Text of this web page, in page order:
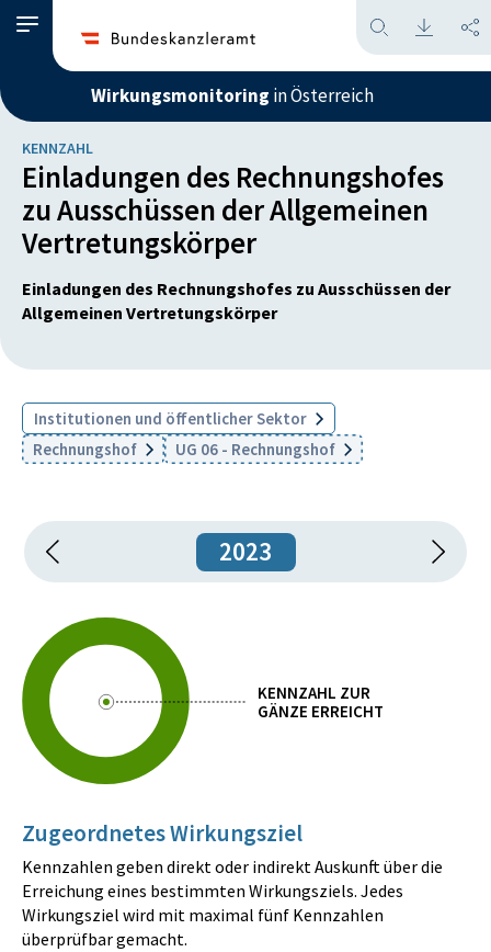
Wirkungsmonitoring in Österreich
KENNZAHL
Einladungen des Rechnungshofes
zu Ausschüssen der Allgemeinen
Vertretungskörper
Einladungen des Rechnungshofes zu Ausschüssen der
Allgemeinen Vertretungskörper
Institutionen und öffentlicher Sektor
Rechnungshof
UG 06 - Rechnungshof
2023
KENNZAHL ZUR
GÄNZE ERREICHT
Zugeordnetes Wirkungsziel
Kennzahlen geben direkt oder indirekt Auskunft über die
Erreichung eines bestimmten Wirkungsziels. Jedes
Wirkungsziel wird mit maximal fünf Kennzahlen
überprüfbar gemacht.